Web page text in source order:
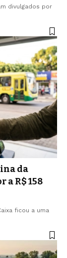
divulgados por
da
a R$ 158
ficou a uma